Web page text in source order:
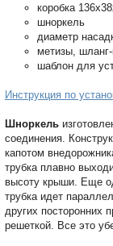
коробка
шноркель
диаметр
метизы,
шаблон для
Инструкция по
Шноркель
соединения.
капотом
трубка плавно
высоту крыши. Еще
трубка идет
других посторонних
решеткой. Все это